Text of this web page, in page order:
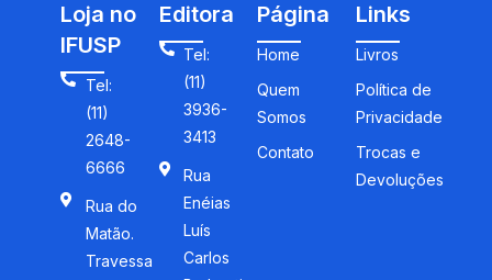
Loja no
IFUSP
Tel:
(11)
2648-
6666
Rua do
Matão.
Travessa
Editora
Tel:
(11)
3936-
3413
Rua
Enéias
Luís
Carlos
Página
Home
Quem
Somos
Contato
Links
Livros
Política de
Privacidade
Trocas e
Devoluções